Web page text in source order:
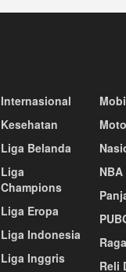
Internasional
Kesehatan
Liga Belanda
Liga
Champions
Liga Eropa
Liga Indonesia
Liga Inggris
NBA
Reli